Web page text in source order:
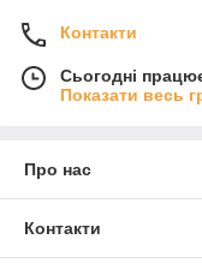
Контакти
Сьогодні
Показати весь
Про нас
Контакти